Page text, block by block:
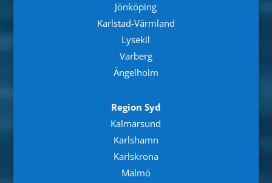
Jönköping
Karlstad-Värmland
Lysekil
Varberg
Ängelholm
Region Syd
Kalmarsund
Karlshamn
Karlskrona
Malmö